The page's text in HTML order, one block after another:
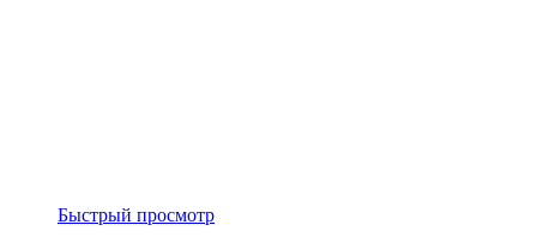
Быстрый просмотр